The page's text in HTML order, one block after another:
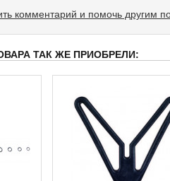
комментарий и помочь другим
ТАК ЖЕ ПРИОБРЕЛИ: